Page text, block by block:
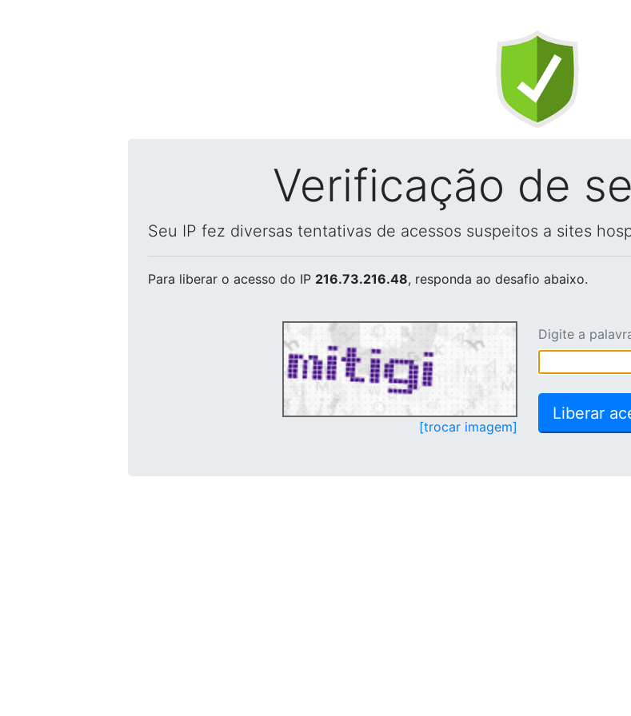
Verificação de
Seu IP fez diversas tentativas de acessos suspeitos a sites
Para liberar o acesso do IP 216.73.216.48, responda ao desafio abaixo.
[trocar imagem]
Digite a